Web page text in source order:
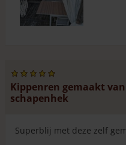
van het ijzerdraad tot de
tussen twee latten zal
Kippenren gemaakt
schapenhek
Superblij met deze zelf